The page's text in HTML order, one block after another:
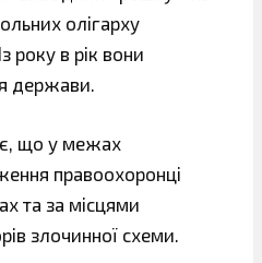
олігарху
року в рік вони
держави.
що у межах
правоохоронці
та за місцями
злочинної схеми.